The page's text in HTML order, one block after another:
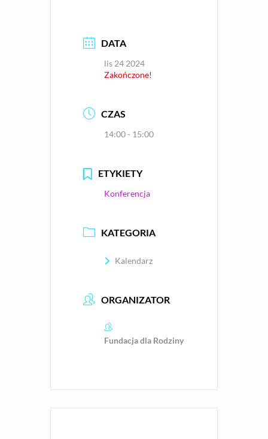
DATA
lis 24 2024
Zakończone!
CZAS
14:00 - 15:00
ETYKIETY
Konferencja
KATEGORIA
Kalendarz
ORGANIZATOR
Fundacja dla Rodziny